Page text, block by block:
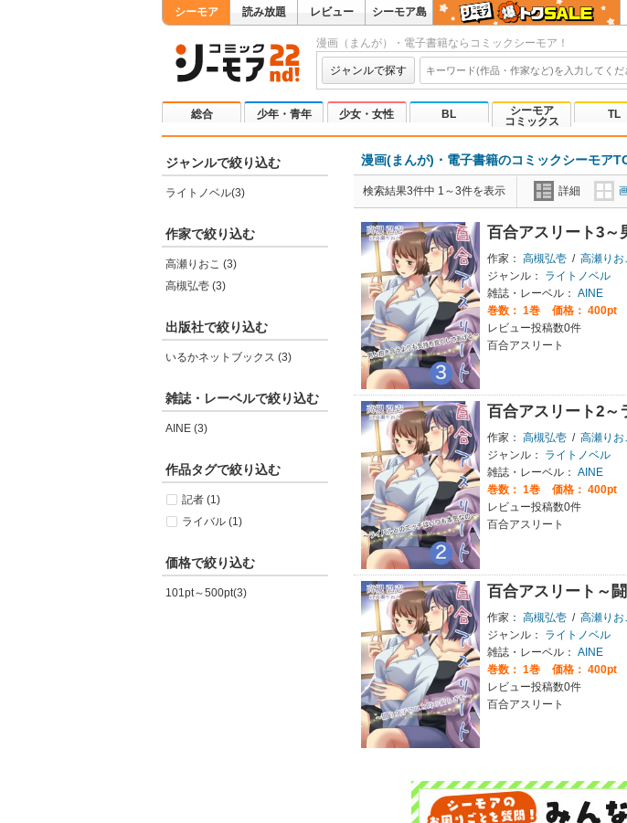
シーモア 読み放題 レビュー シーモア島
漫画（まんが）・電子書籍ならコミックシーモア！
ジャンルで探す
総合 少年・青年 少女・女性 BL
シーモア
コミックス
TL
ジャンルで絞り込む
ライトノベル(3)
作家で絞り込む
高瀬りおこ (3)
高槻弘壱 (3)
出版社で絞り込む
いるかネットブックス (3)
雑誌・レーベルで絞り込む
AINE (3)
作品タグで絞り込む
記者 (1)
ライバル (1)
価格で絞り込む
101pt～500pt(3)
漫画(まんが)・電子書籍のコミックシーモア
検索結果3件中 1～3件を表示 詳細
百合アスリート3～
作家： 高槻弘壱 / 高瀬りお
ジャンル：
ライトノベル
雑誌・レーベル： AINE
巻数： 1巻
価格： 400pt
レビュー投稿数0件
百合アスリート
百合アスリート2～
作家： 高槻弘壱 / 高瀬りお
ジャンル：
ライトノベル
雑誌・レーベル： AINE
巻数： 1巻
価格： 400pt
レビュー投稿数0件
百合アスリート
百合アスリート～
作家： 高槻弘壱 / 高瀬りお
ジャンル：
ライトノベル
雑誌・レーベル： AINE
巻数： 1巻
価格： 400pt
レビュー投稿数0件
百合アスリート